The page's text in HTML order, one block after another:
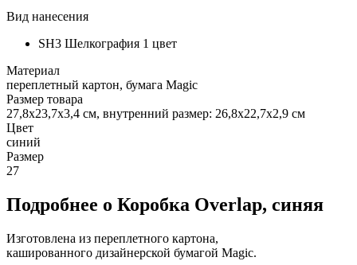
Вид нанесения
SH3 Шелкография 1 цвет
Материал
переплетный картон, бумага Magic
Размер товара
27,8х23,7х3,4 см, внутренний размер: 26,8х22,7х2,9 см
Цвет
синий
Размер
27
Подробнее о Коробка Overlap, синяя
Изготовлена из переплетного картона,
кашированного дизайнерской бумагой Magic.